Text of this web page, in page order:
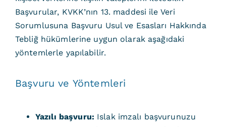
Başvurular, KVKK’nın 13. maddesi ile Veri
Sorumlusuna Başvuru Usul ve Esasları Hakkında
Tebliğ hükümlerine uygun olarak aşağıdaki
yöntemlerle yapılabilir.
Başvuru ve Yöntemleri
Yazılı başvuru: Islak imzalı başvurunuzu